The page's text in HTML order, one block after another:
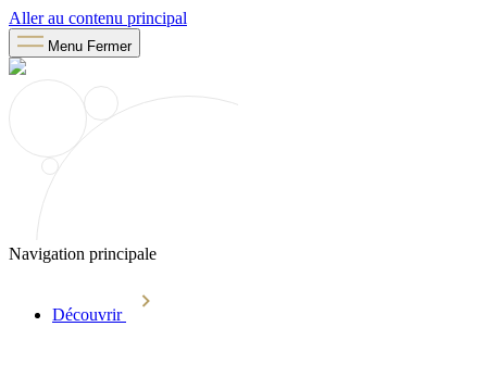
Aller au contenu principal
Menu Fermer
Navigation principale
Découvrir